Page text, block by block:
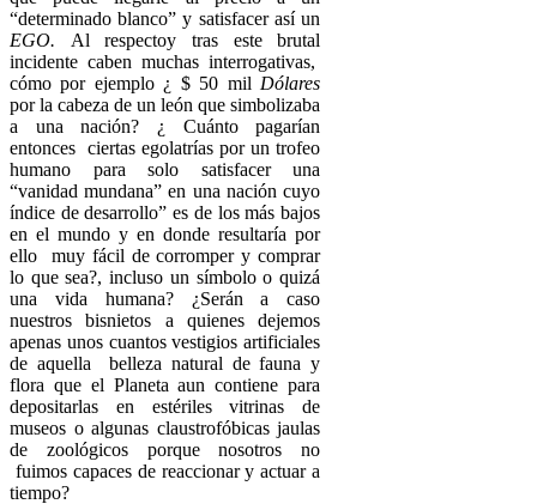
“determinado blanco” y satisfacer así un
EGO. Al respectoy tras este brutal
incidente caben muchas interrogativas,
cómo por ejemplo ¿ $ 50 mil Dólares
por la cabeza de un león que simbolizaba
a una nación? ¿ Cuánto pagarían
entonces ciertas egolatrías por un trofeo
humano para solo satisfacer una
“vanidad mundana” en una nación cuyo
índice de desarrollo” es de los más bajos
en el mundo y en donde resultaría por
ello muy fácil de corromper y comprar
lo que sea?, incluso un símbolo o quizá
una vida humana? ¿Serán a caso
nuestros bisnietos a quienes dejemos
apenas unos cuantos vestigios artificiales
de aquella belleza natural de fauna y
flora que el Planeta aun contiene para
depositarlas en estériles vitrinas de
museos o algunas claustrofóbicas jaulas
de zoológicos porque nosotros no
fuimos capaces de reaccionar y actuar a
tiempo?